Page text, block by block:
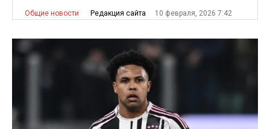
Общие новости Редакция сайта 10 февраля, 2026 7:42